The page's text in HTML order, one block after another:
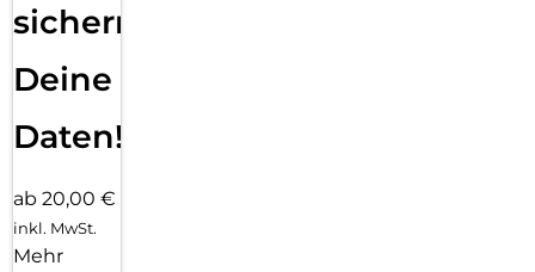
sichern
Deine
Daten!
ab 20,00 €
inkl. MwSt.
Mehr